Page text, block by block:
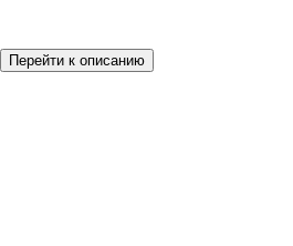
Перейти к описанию